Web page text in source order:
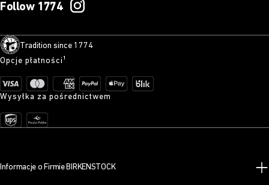
Follow 1774
Tradition since 1774
Opcje płatności¹
Wysyłka za pośrednictwem
Informacje o Firmie BIRKENSTOCK